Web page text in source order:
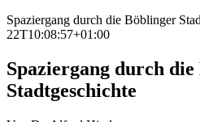
Spaziergang durch die Böblinger
22T10:08:57+01:00
Spaziergang durch
Stadtgeschichte